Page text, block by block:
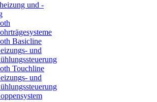
und -
Basicline
und
Touchline
und